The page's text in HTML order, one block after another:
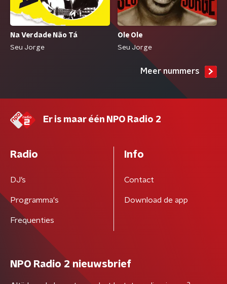
Na Verdade Não Tá
Seu Jorge
Ole Ole
Seu Jorge
Meer nummers
Er is maar één NPO Radio 2
Radio
DJ’s
Programma's
Frequenties
Info
Contact
Download de app
NPO Radio 2 nieuwsbrief